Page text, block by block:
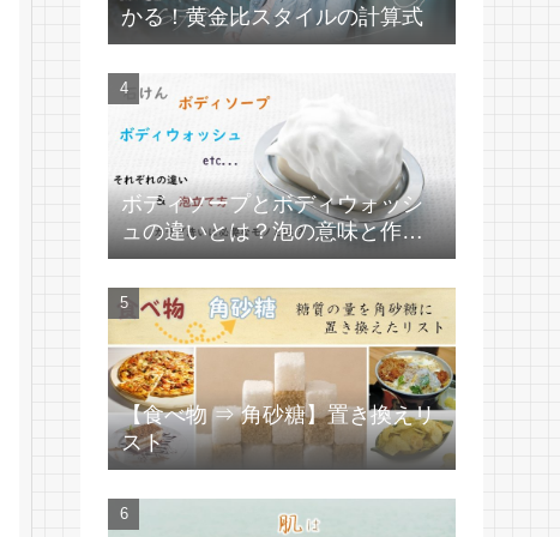
かる！黄金比スタイルの計算式
ボディソープとボディウォッシ
ュの違いとは？泡の意味と作り
方
【食べ物 ⇒ 角砂糖】置き換えリ
スト